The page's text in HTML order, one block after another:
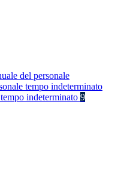
del personale
tempo indeterminato
indeterminato 9